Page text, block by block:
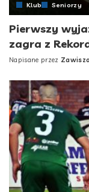
Klub Seniorzy
Pierwszy
zagra z
Posted
Napisane przez